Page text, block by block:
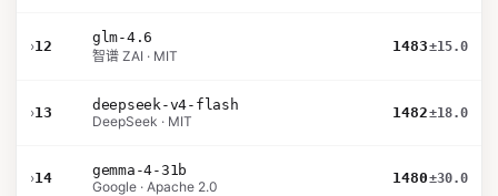
›12
glm-4.6
智谱 ZAI · MIT
1483±15.0
›13
deepseek-v4-flash
DeepSeek · MIT
1482±18.0
›14
gemma-4-31b
Google · Apache 2.0
1480±30.0